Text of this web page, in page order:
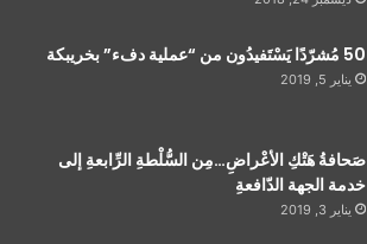
50 مُشرّدًا يَسْتَفيدُون من “عملية دفء” بخريبكة
يناير 5, 2019
صَحافةُ هَتْكِ الأعْراضِ…مِن السُّلْطةِ الرِّابعةِ إلى
خدمة الجهة الدّافعةِ
يناير 3, 2019